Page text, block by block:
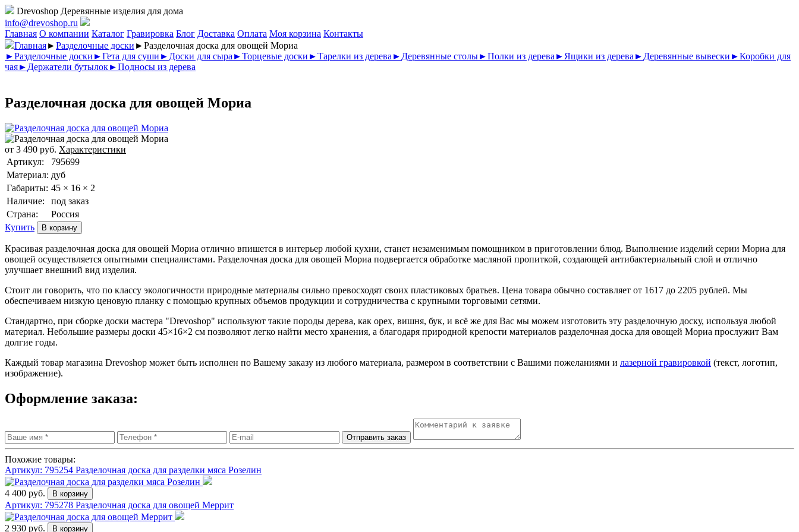
Drevoshop Деревянные изделия для дома
info@drevoshop.ru
Главная О компании Каталог Гравировка Блог Доставка Оплата Моя корзина Контакты
Главная►Разделочные доски ►Разделочная доска для овощей Мориа
►Разделочные доски ►Гета для суши ► Доски для сыра ►Торцевые доски ►Тарелки из дерева ► Деревянные столы►Полки из дерева ► Ящики из дерева ► Деревянные вывески ►Коробки для
чая► Держатели бутылок►Подносы из дерева
Разделочная доска для овощей Мориа
от 3 490 руб. Характеристики
Артикул:
795699
Материал: дуб
Габариты: 45 × 16 × 2
Наличие:
под заказ
Страна:
Россия
Купить
Красивая разделочная доска для овощей Мориа отлично впишется в интерьер любой кухни, станет незаменимым помощником в приготовлении блюд. Выполнение изделий серии Мориа для
овощей осуществляется опытными специалистами. Разделочная доска для овощей Мориа подвергается обработке масляной пропиткой, создающей антибактериальный слой и отлично
улучшает внешний вид изделия.
Стоит ли говорить, что по классу экологичности природные материалы сильно превосходят своих пластиковых братьев. Цена товара обычно составляет от 1617 до 2205 рублей. Мы
обеспечиваем низкую ценовую планку с помощью крупных объемов продукции и сотрудничества с крупными торговыми сетями.
Стандартно, при сборке доски мастера "Drevoshop" используют такие породы дерева, как орех, вишня, бук, и всё же для Вас мы можем изготовить эту разделочную доску, используя любой
материал. Небольшие размеры доски 45×16×2 см позволяют легко найти место хранения, а благодаря природной крепости материалов разделочная доска для овощей Мориа прослужит Вам
долгие годы.
Каждый товар магазина Drevoshop может быть исполнен по Вашему заказу из любого материала, размером в соответствии с Вашими пожеланиями и лазерной гравировкой (текст, логотип,
изображение).
Оформление заказа:
Похожие товары:
Артикул: 795254 Разделочная доска для разделки мяса Розелин
4 400 руб.
Артикул: 795278 Разделочная доска для овощей Меррит
2 930 руб.